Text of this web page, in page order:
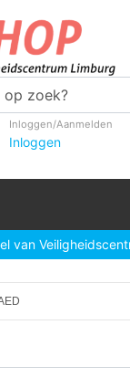
Inloggen/Aanmelden
Inloggen
van